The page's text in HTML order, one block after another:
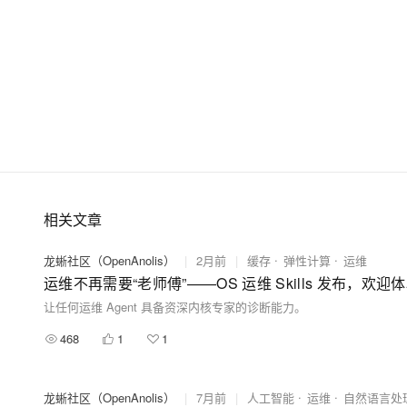
相关文章
龙蜥社区（OpenAnolis） | 2月前 | 缓存 弹性计算 运维
运维不再需要“老师傅”——OS 运维 Skills 发布，欢迎
让任何运维 Agent 具备资深内核专家的诊断能力。
468
1 1
龙蜥社区（OpenAnolis） | 7月前 | 人工智能 运维 自然语言处